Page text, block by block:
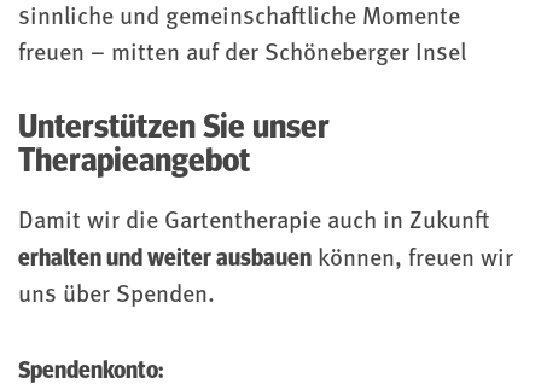
sinnliche und gemeinschaftliche Momente
freuen – mitten auf der Schöneberger Insel
Unterstützen Sie unser
Therapieangebot
Damit wir die Gartentherapie auch in Zukunft
erhalten und weiter ausbauen können, freuen wir
uns über Spenden.
Spendenkonto: